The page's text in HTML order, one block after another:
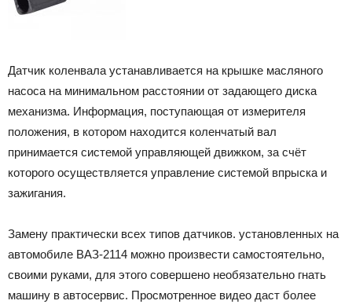
Датчик коленвала устанавливается на крышке масляного
насоса на минимальном расстоянии от задающего диска
механизма. Информация, поступающая от измерителя
положения, в котором находится коленчатый вал
принимается системой управляющей движком, за счёт
которого осуществляется управление системой впрыска и
зажигания.
Замену практически всех типов датчиков. установленных на
автомобиле ВАЗ-2114 можно произвести самостоятельно,
своими руками, для этого совершено необязательно гнать
машину в автосервис. Просмотренное видео даст более